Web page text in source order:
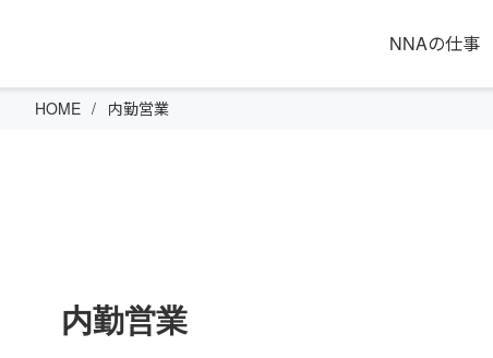
NNAの仕事
HOME 内勤営業
内勤営業